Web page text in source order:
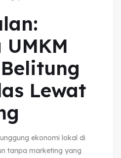
Lewat
ekonomi lokal di
tanpa marketing yang